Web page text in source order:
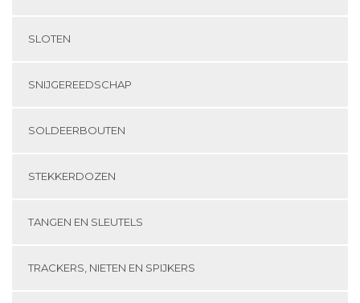
SLOTEN
SNIJGEREEDSCHAP
SOLDEERBOUTEN
STEKKERDOZEN
TANGEN EN SLEUTELS
TRACKERS, NIETEN EN SPIJKERS